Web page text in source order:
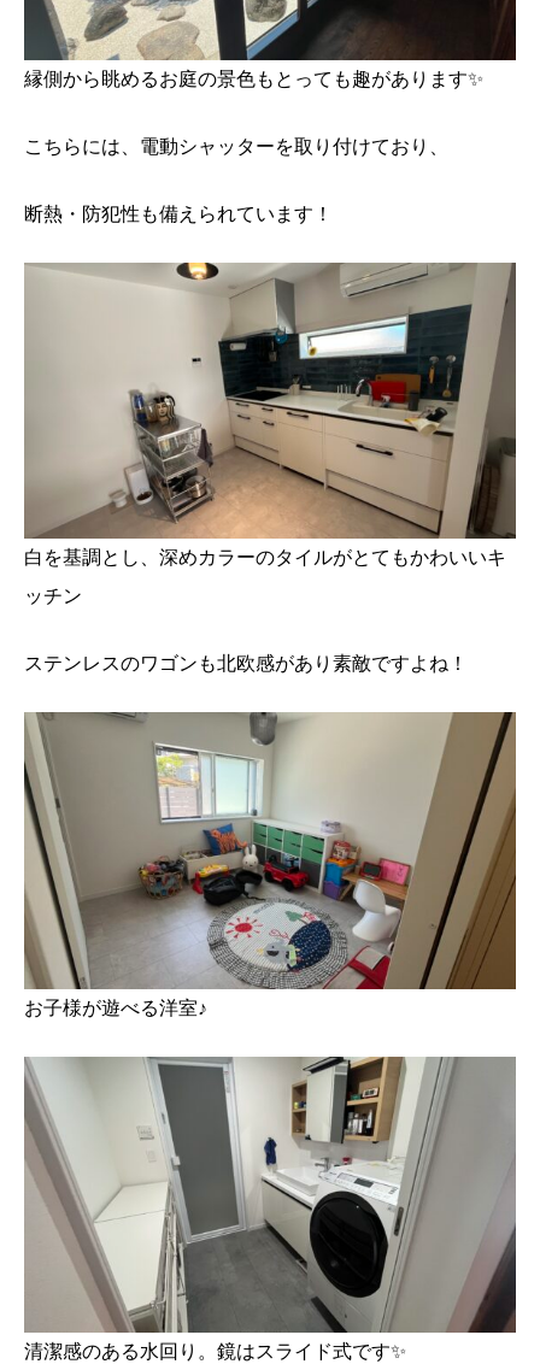
縁側から眺めるお庭の景色もとっても趣があります✨
こちらには、電動シャッターを取り付けており、
断熱・防犯性も備えられています！
白を基調とし、深めカラーのタイルがとてもかわいいキ
ッチン
ステンレスのワゴンも北欧感があり素敵ですよね！
お子様が遊べる洋室♪
清潔感のある水回り。鏡はスライド式です✨